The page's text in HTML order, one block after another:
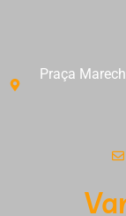
Praça